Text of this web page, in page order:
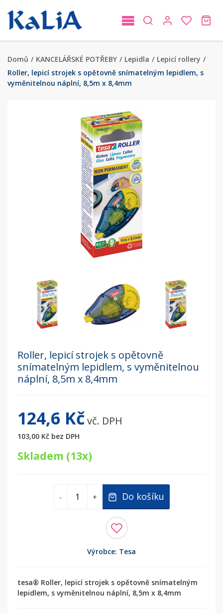
Domů / KANCELÁŘSKÉ POTŘEBY / Lepidla / Lepicí rollery /
Roller, lepicí strojek s opětovně snímatelným lepidlem, s
vyměnitelnou náplní, 8,5m x 8,4mm
Roller, lepicí strojek s opětovně
snímatelným lepidlem, s vyměnitelnou
náplní, 8,5m x 8,4mm
124,6 Kčvč. DPH
103,00 Kč bez DPH
Skladem (13x)
- + Do košíku
Výrobce: Tesa
tesa® Roller, lepicí strojek s opětovně snímatelným
lepidlem, s vyměnitelnou náplní, 8,5m x 8,4mm